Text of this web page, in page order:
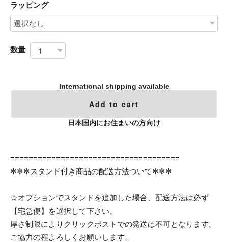
ラッピング
数量
International shipping available
Add to cart
日本国内にお住まいの方向け
=====================================
✼✼✼スタンド付き商品の配送方法ついて✼✼✼
☆オプションでスタンドを追加した場合、配送方法は必ず
【宅急便】を選択して下さい。
厚さ制限によりクリックポストでの発送は不可となります。
ご協力の程よろしくお願いします。